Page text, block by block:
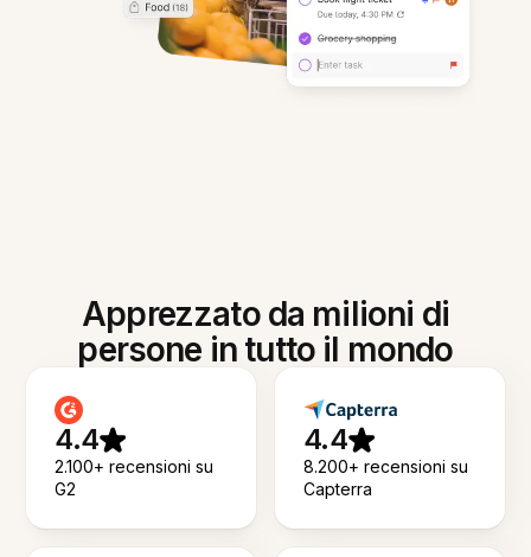
Apprezzato da milioni di
persone in tutto il mondo
4.4
2.100+ recensioni su
G2
4.4
8.200+ recensioni su
Capterra